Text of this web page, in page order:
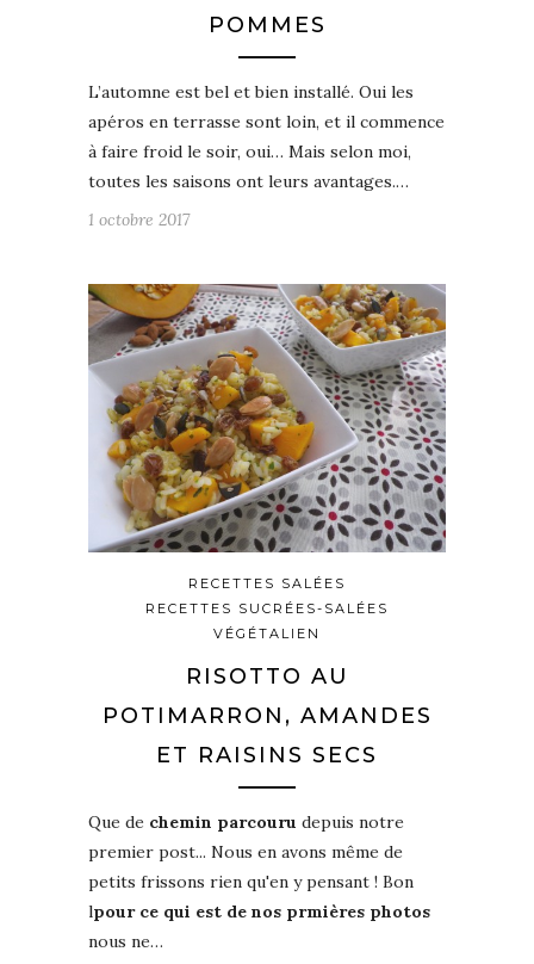
POMMES
L’automne est bel et bien installé. Oui les
apéros en terrasse sont loin, et il commence
à faire froid le soir, oui… Mais selon moi,
toutes les saisons ont leurs avantages.…
1 octobre 2017
RECETTES SALÉES
RECETTES SUCRÉES-SALÉES
VÉGÉTALIEN
RISOTTO AU
POTIMARRON, AMANDES
ET RAISINS SECS
Que de chemin parcouru depuis notre
premier post... Nous en avons même de
petits frissons rien qu'en y pensant ! Bon
lpour ce qui est de nos prmières photos
nous ne…